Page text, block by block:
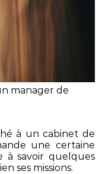
manager de
à un cabinet de
une certaine
à savoir quelques
ses missions.